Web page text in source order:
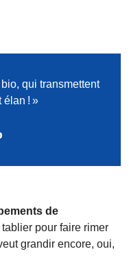
bio, qui transmettent
élan ! »
de
pour faire rimer
grandir encore, oui,